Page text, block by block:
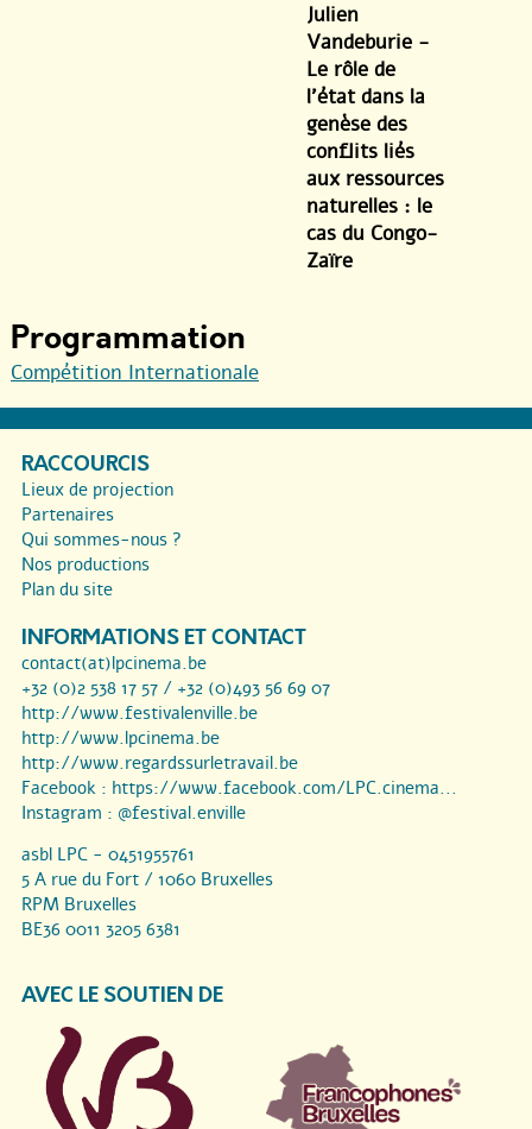
Julien
Vandeburie -
Le rôle de
l’état dans la
genèse des
conflits liés
aux ressources
naturelles : le
cas du Congo-
Zaïre
Programmation
Compétition Internationale
RACCOURCIS
Lieux de projection
Partenaires
Qui sommes-nous ?
Nos productions
Plan du site
INFORMATIONS ET CONTACT
contact(at)lpcinema.be
+32 (0)2 538 17 57 / +32 (0)493 56 69 07
http://www.festivalenville.be
http://www.lpcinema.be
http://www.regardssurletravail.be
Facebook : https://www.facebook.com/LPC.cinema...
Instagram : @festival.enville
asbl LPC - 0451955761
5 A rue du Fort / 1060 Bruxelles
RPM Bruxelles
BE36 0011 3205 6381
AVEC LE SOUTIEN DE